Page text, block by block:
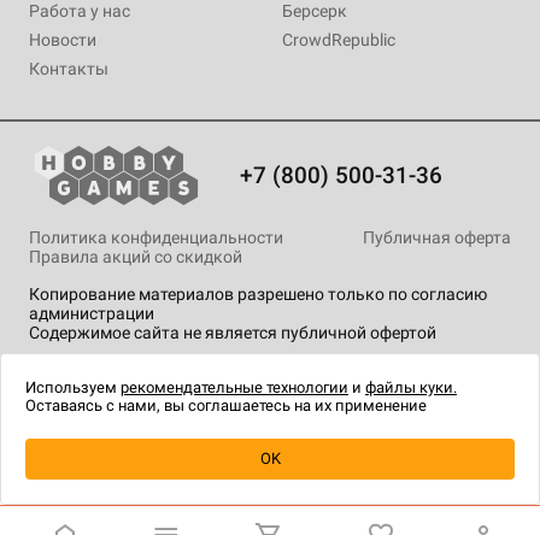
Уведомить о наличии
Работа у нас
Новости
Контакты
Берсерк
CrowdRepublic
+7 (800) 500-31-36
Копирование материалов разрешено только по согласию
администрации
Содержимое сайта не является публичной офертой
Политика конфиденциальности
Публичная оферта
Правила акций со скидкой
технологии.
Используем рекомендательные технологии и файлы куки.
Оставаясь с нами, вы соглашаетесь на их применение
OK